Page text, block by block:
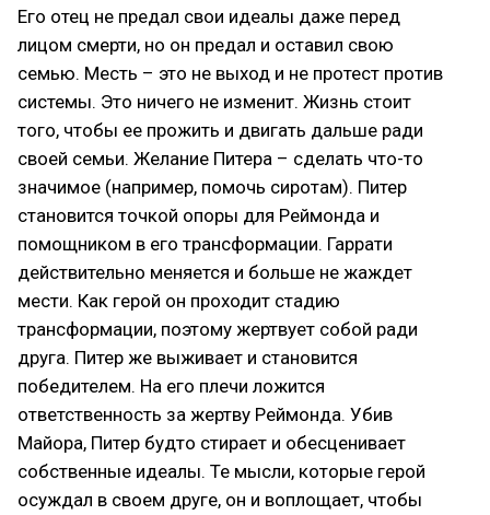
Его отец не предал свои идеалы даже перед
лицом смерти, но он предал и оставил свою
семью. Месть – это не выход и не протест против
системы. Это ничего не изменит. Жизнь стоит
того, чтобы ее прожить и двигать дальше ради
своей семьи. Желание Питера – сделать что-то
значимое (например, помочь сиротам). Питер
становится точкой опоры для Реймонда и
помощником в его трансформации. Гаррати
действительно меняется и больше не жаждет
мести. Как герой он проходит стадию
трансформации, поэтому жертвует собой ради
друга. Питер же выживает и становится
победителем. На его плечи ложится
ответственность за жертву Реймонда. Убив
Майора, Питер будто стирает и обесценивает
собственные идеалы. Те мысли, которые герой
осуждал в своем друге, он и воплощает, чтобы